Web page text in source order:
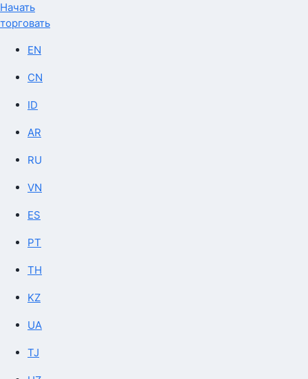
Начать
торговать
EN
CN
ID
AR
RU
VN
ES
PT
TH
KZ
UA
TJ